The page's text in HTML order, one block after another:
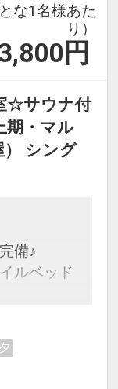
な1名様あた
り）
円
☆サウナ付
期・マル
） シング
備♪
ルベッド
クをセ
夕